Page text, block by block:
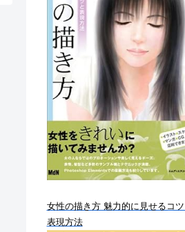
女性の描き方 魅力的に見せるコツ
表現方法